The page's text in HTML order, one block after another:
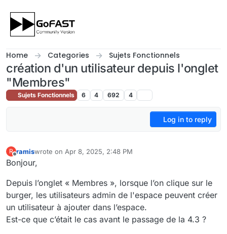
Home Categories Sujets Fonctionnels
création d'un utilisateur depuis l'onglet
"Membres"
Sujets Fonctionnels 6 4 692 4
Log in to reply
R
Offline
ramiswrote on Apr 8, 2025, 2:48 PM
last edited by
Bonjour,
Depuis l’onglet « Membres », lorsque l’on clique sur le
burger, les utilisateurs admin de l'espace peuvent créer
un utilisateur à ajouter dans l’espace.
Est-ce que c’était le cas avant le passage de la 4.3 ?